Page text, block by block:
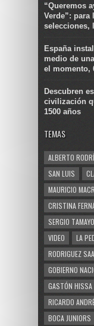
“Queremos
Verde”:
selecciones,
España
medio de
el momento,
Descubren
civilización
1500 años
TEMAS
ALBERTO
SAN LUIS
MAURICIO
CRISTINA
SERGIO TAMAYO
VIDEO
LA
RODRIGUEZ SAA
GOBIERNO
GASTÓN HISSA
RICARDO
BOCA JUNIORS